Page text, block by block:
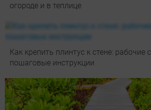
огороде и в теплице
Как крепить плинтус к стене: рабочие
пошаговые инструкции